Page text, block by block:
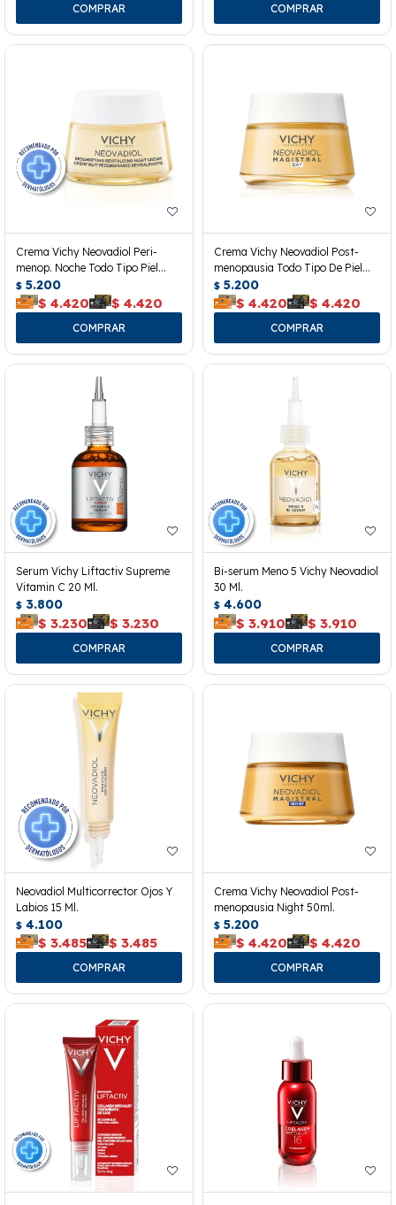
Crema Vichy Neovadiol Peri-
menop. Noche Todo Tipo Piel
50ml
$ 5.200
$ 4.420 $ 4.420
Crema Vichy Neovadiol Post-
menopausia Todo Tipo De Piel
50ml
$ 5.200
$ 4.420 $ 4.420
Serum Vichy Liftactiv Supreme
Vitamin C 20 Ml.
$ 3.800
$ 3.230 $ 3.230
Bi-serum Meno 5 Vichy Neovadiol
30 Ml.
$ 4.600
$ 3.910 $ 3.910
Neovadiol Multicorrector Ojos Y
Labios 15 Ml.
$ 4.100
$ 3.485 $ 3.485
Crema Vichy Neovadiol Post-
menopausia Night 50ml.
$ 5.200
$ 4.420 $ 4.420